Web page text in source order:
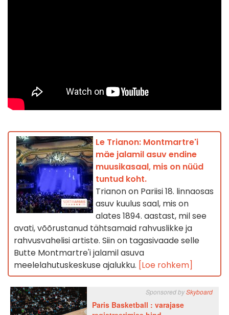
Le Trianon: Montmartre'i
mäe jalamil asuv endine
muusikasaal, mis on nüüd
tuntud koht.
Trianon on Pariisi 18. linnaosas
asuv kuulus saal, mis on
alates 1894. aastast, mil see
avati, võõrustanud tähtsamaid rahvuslikke ja
rahvusvahelisi artiste. Siin on tagasivaade selle
Butte Montmartre'i jalamil asuva
meelelahutuskeskuse ajalukku. [Loe rohkem]